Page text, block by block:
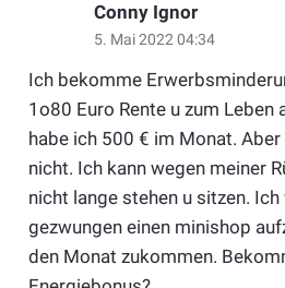
Conny Ignor
5. Mai 2022 04:34
Ich bekomme
1o80 Euro Rente u zum Leben
habe ich 500 € im Monat.
nicht. Ich kann wegen meiner
nicht lange stehen u sitzen.
gezwungen einen minishop
den Monat zukommen.